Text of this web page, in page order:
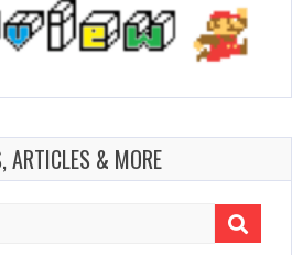
ARTICLES & MORE